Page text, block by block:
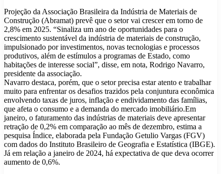
Projeção da Associação Brasileira da Indústria de Materiais de
Construção (Abramat) prevê que o setor vai crescer em torno de
2,8% em 2025. “Sinaliza um ano de oportunidades para o
crescimento sustentável da indústria de materiais de construção,
impulsionado por investimentos, novas tecnologias e processos
produtivos, além de estímulos a programas de Estado, como
habitações de interesse social”, disse, em nota, Rodrigo Navarro,
presidente da associação.
Navarro destaca, porém, que o setor precisa estar atento e trabalhar
muito para enfrentar os desafios trazidos pela conjuntura econômica
envolvendo taxas de juros, inflação e endividamento das famílias,
que afeta o consumo e a demanda do mercado imobiliário.Em
janeiro, o faturamento das indústrias de materiais deve apresentar
retração de 0,2% em comparação ao mês de dezembro, estima a
pesquisa Índice, elaborada pela Fundação Getulio Vargas (FGV)
com dados do Instituto Brasileiro de Geografia e Estatística (IBGE).
Já em relação a janeiro de 2024, há expectativa de que deva ocorrer
aumento de 0,6%.